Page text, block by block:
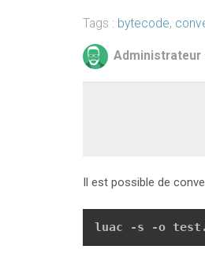
Tags : bytecode,
Administrateur
Il est possible de
luac -s -o